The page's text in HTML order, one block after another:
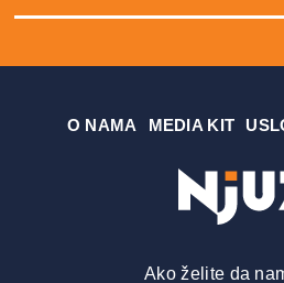
О NAMA MEDIA KIT
Ako želite da